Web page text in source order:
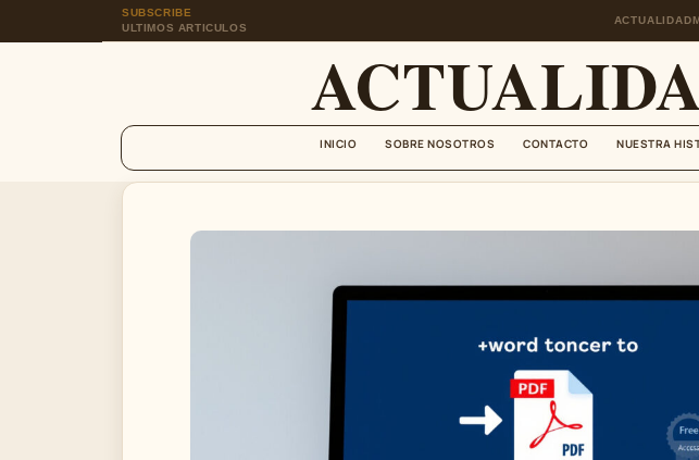
SUBSCRIBE
ULTIMOS ARTICULOS
INICIO SOBRE NOSOTROS CONTACTO NUESTRA